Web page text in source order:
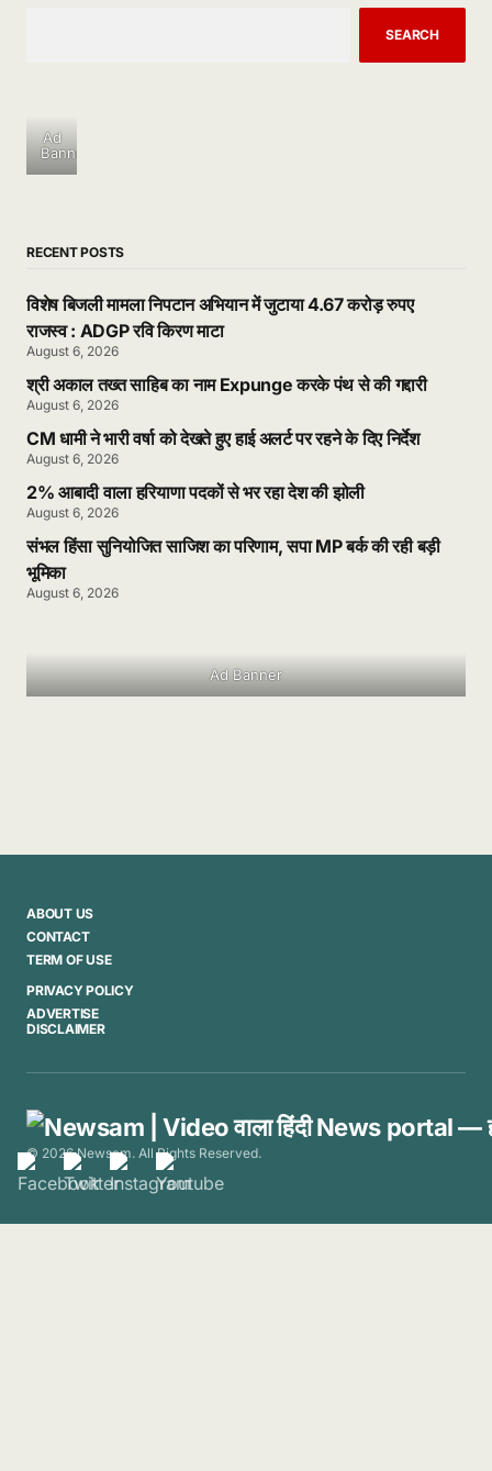
SEARCH
Ad
Banner
RECENT POSTS
विशेष बिजली मामला निपटान अभियान में जुटाया 4.67 करोड़ रुपए
राजस्व : ADGP रवि किरण माटा
August 6, 2026
श्री अकाल तख्त साहिब का नाम Expunge करके पंथ से की गद्दारी
August 6, 2026
CM धामी ने भारी वर्षा को देखते हुए हाई अलर्ट पर रहने के दिए निर्देश
August 6, 2026
2% आबादी वाला हरियाणा पदकों से भर रहा देश की झोली
August 6, 2026
संभल हिंसा सुनियोजित साजिश का परिणाम, सपा MP बर्क की रही बड़ी
भूमिका
August 6, 2026
Ad Banner
ABOUT US
CONTACT
TERM OF USE
PRIVACY POLICY
ADVERTISE
DISCLAIMER
© 2026 Newsam. All Rights Reserved.